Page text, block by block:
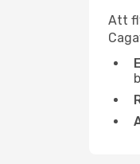
Att